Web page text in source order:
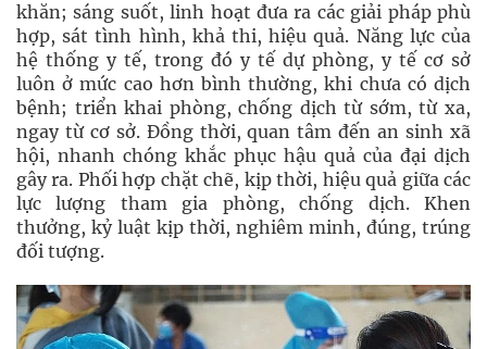
khăn; sáng suốt, linh hoạt đưa ra các giải pháp phù
hợp, sát tình hình, khả thi, hiệu quả. Năng lực của
hệ thống y tế, trong đó y tế dự phòng, y tế cơ sở
luôn ở mức cao hơn bình thường, khi chưa có dịch
bệnh; triển khai phòng, chống dịch từ sớm, từ xa,
ngay từ cơ sở. Đồng thời, quan tâm đến an sinh xã
hội, nhanh chóng khắc phục hậu quả của đại dịch
gây ra. Phối hợp chặt chẽ, kịp thời, hiệu quả giữa các
lực lượng tham gia phòng, chống dịch. Khen
thưởng, kỷ luật kịp thời, nghiêm minh, đúng, trúng
đối tượng.